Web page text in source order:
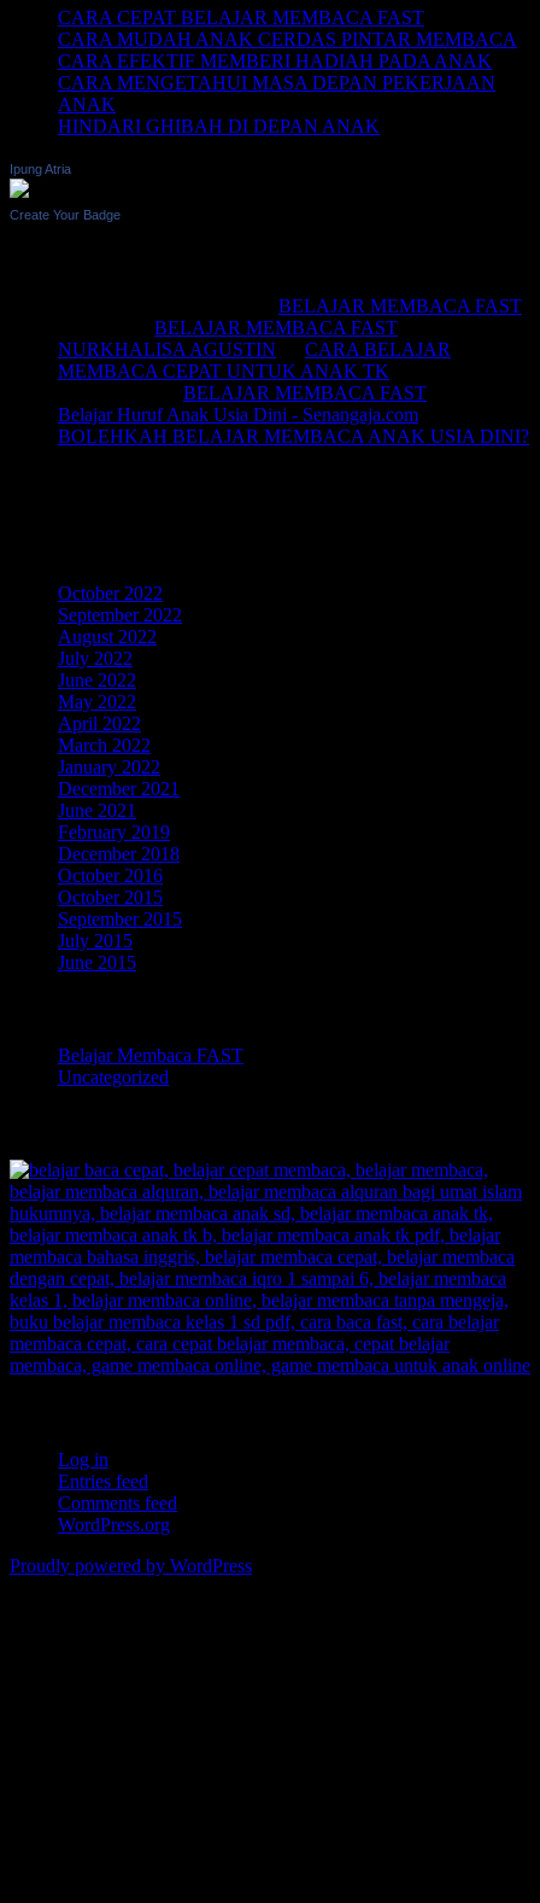
CARA CEPAT BELAJAR MEMBACA FAST
CARA MUDAH ANAK CERDAS PINTAR MEMBACA
CARA EFEKTIF MEMBERI HADIAH PADA ANAK
CARA MENGETAHUI MASA DEPAN PEKERJAAN
ANAK
HINDARI GHIBAH DI DEPAN ANAK
Ipung Atria
Create Your Badge
BELAJAR MEMBACA FAST
BELAJAR MEMBACA FAST
NURKHALISA AGUSTIN
CARA BELAJAR
MEMBACA CEPAT UNTUK ANAK TK
BELAJAR MEMBACA FAST
Belajar Huruf Anak Usia Dini - Senangaja.com
BOLEHKAH BELAJAR MEMBACA ANAK USIA DINI?
October 2022
September 2022
August 2022
July 2022
June 2022
May 2022
April 2022
March 2022
January 2022
December 2021
June 2021
February 2019
December 2018
October 2016
October 2015
September 2015
July 2015
June 2015
Belajar Membaca FAST
Uncategorized
Log in
Entries feed
Comments feed
WordPress.org
Proudly powered by WordPress